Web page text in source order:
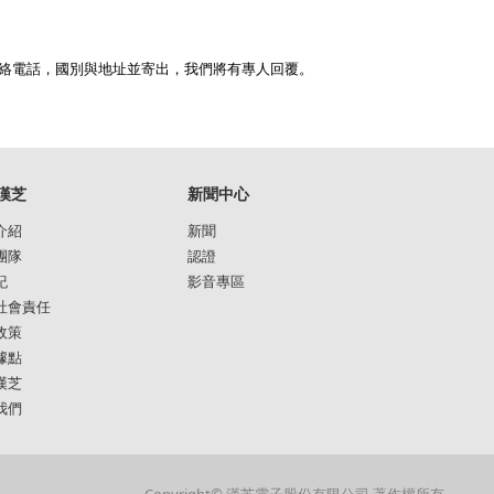
話，國別與地址並寄出，我們將有專人回覆。
芝
紹
隊
會責任
策
點
芝
們
新聞中心
新聞
認證
影音專區